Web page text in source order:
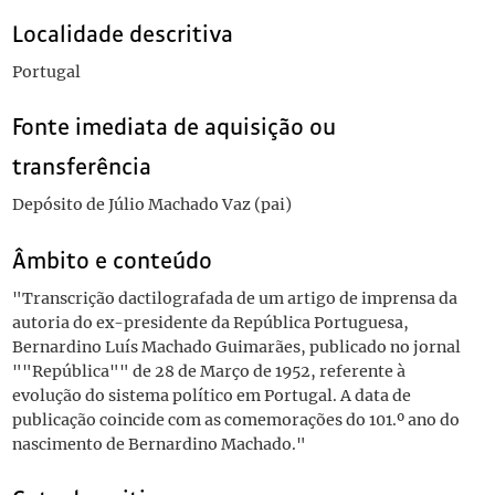
Localidade descritiva
Portugal
Fonte imediata de aquisição ou
transferência
Depósito de Júlio Machado Vaz (pai)
Âmbito e conteúdo
"Transcrição dactilografada de um artigo de imprensa da
autoria do ex-presidente da República Portuguesa,
Bernardino Luís Machado Guimarães, publicado no jornal
""República"" de 28 de Março de 1952, referente à
evolução do sistema político em Portugal. A data de
publicação coincide com as comemorações do 101.º ano do
nascimento de Bernardino Machado."